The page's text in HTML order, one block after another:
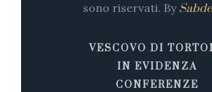
sono riservati. By
VESCOVO DI
IN EVIDENZA
CONFERENZE